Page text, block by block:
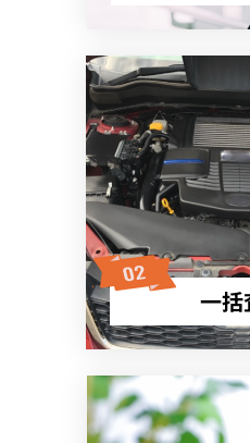
一括